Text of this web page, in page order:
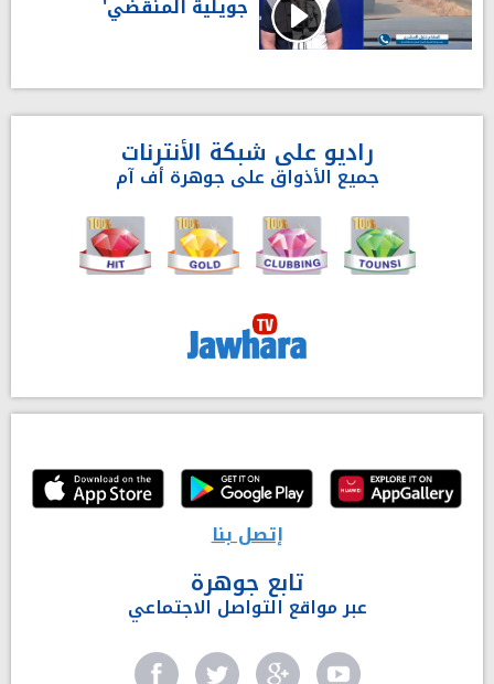
جويلية المنقضي'
راديو على شبكة الأنترنات
جميع الأذواق على جوهرة أف آم
إتصل بنا
تابع جوهرة
عبر مواقع التواصل الاجتماعي